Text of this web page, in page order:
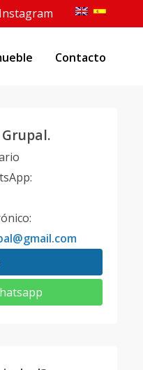
Instagram
Contacto
:
: